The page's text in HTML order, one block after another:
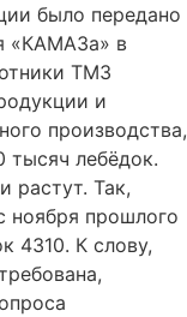
было передано
«КАМАЗа» в
ТМЗ
и
производства,
тысяч лебёдок.
растут. Так,
ноября прошлого
4310. К слову,